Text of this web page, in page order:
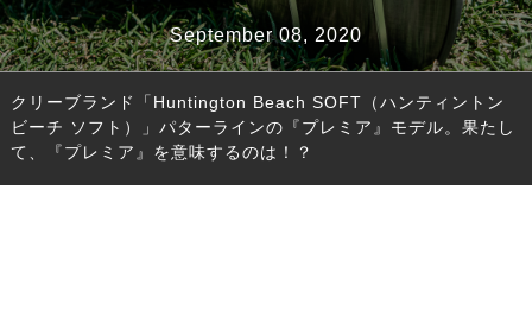
September 08, 2020
クリーブランド「Huntington Beach SOFT（ハンティントン
ビーチ ソフト）」パターラインの『プレミア』モデル。果たし
て、『プレミア』を意味するのは！？
REVIEWS 製品レビュー
DRIVERS ドライバー
FAIRWAY WOODS フェアウェイウッド
HYBRIDS ハイブリッド